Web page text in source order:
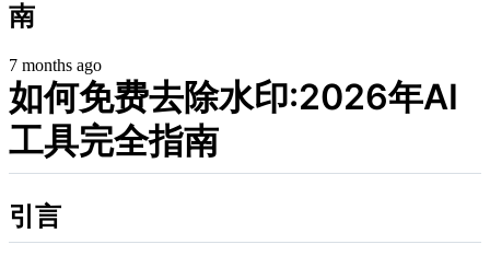
南
7 months ago
如何免费去除水印:2026年AI
工具完全指南
引言